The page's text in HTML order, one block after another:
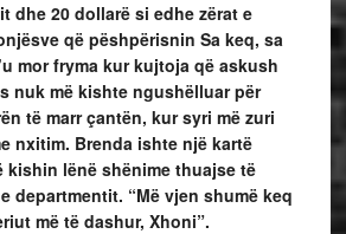
dhe 20 dollarë si edhe zërat e
që pëshpërisnin Sa keq, sa
mor fryma kur kujtoja që askush
nuk më kishte ngushëlluar për
të marr çantën, kur syri më zuri
nxitim. Brenda ishte një kartë
kishin lënë shënime thuajse të
departmentit. “Më vjen shumë keq
më të dashur, Xhoni”.